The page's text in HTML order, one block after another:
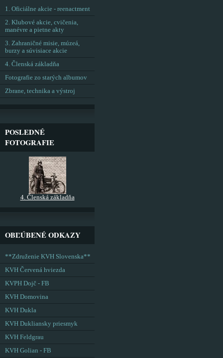
1. Oficiálne akcie - reenactment
2. Klubové akcie, cvičenia,
manévre a pietne akty
3. Zahraničné misie, múzeá,
burzy a súvisiace akcie
4. Členská základňa
Fotografie zo starých albumov
Zbrane, technika a výstroj
POSLEDNÉ
FOTOGRAFIE
4. Členská základňa
OBĽÚBENÉ ODKAZY
**Združenie KVH Slovenska**
KVH Červená hviezda
KVPH Dojč - FB
KVH Domovina
KVH Dukla
KVH Dukliansky priesmyk
KVH Feldgrau
KVH Golian - FB